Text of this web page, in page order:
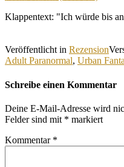
Klappentext: "Ich würde bis
Veröffentlicht in Rezension
Adult Paranormal, Urban
Schreibe einen Kommentar
Deine E-Mail-Adresse wird
Felder sind mit * markiert
Kommentar *